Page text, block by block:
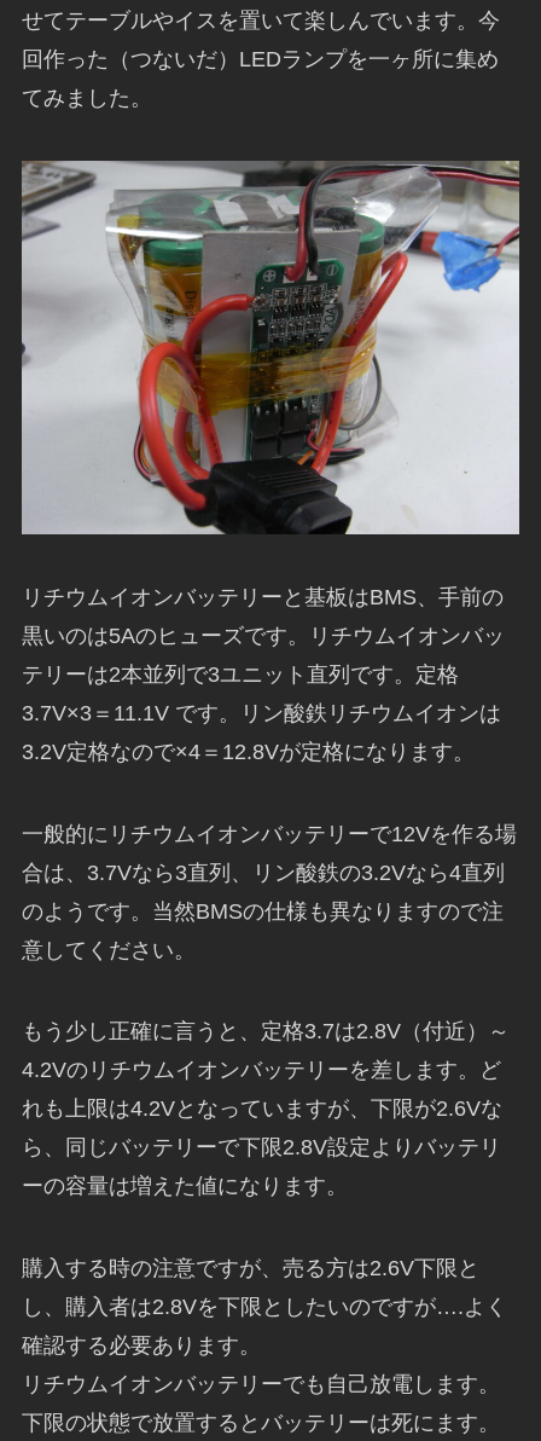
せてテーブルやイスを置いて楽しんでいます。今
回作った（つないだ）LEDランプを一ヶ所に集め
てみました。
リチウムイオンバッテリーと基板はBMS、手前の
黒いのは5Aのヒューズです。リチウムイオンバッ
テリーは2本並列で3ユニット直列です。定格
3.7V×3＝11.1V です。リン酸鉄リチウムイオンは
3.2V定格なので×4＝12.8Vが定格になります。
一般的にリチウムイオンバッテリーで12Vを作る場
合は、3.7Vなら3直列、リン酸鉄の3.2Vなら4直列
のようです。当然BMSの仕様も異なりますので注
意してください。
もう少し正確に言うと、定格3.7は2.8V（付近）～
4.2Vのリチウムイオンバッテリーを差します。ど
れも上限は4.2Vとなっていますが、下限が2.6Vな
ら、同じバッテリーで下限2.8V設定よりバッテリ
ーの容量は増えた値になります。
購入する時の注意ですが、売る方は2.6V下限と
し、購入者は2.8Vを下限としたいのですが….よく
確認する必要あります。
リチウムイオンバッテリーでも自己放電します。
下限の状態で放置するとバッテリーは死にます。